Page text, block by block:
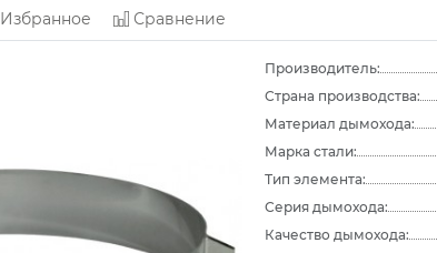
Избранное Сравнение
Производитель:
Страна производства:
Материал дымохода:
Марка стали:
Тип элемента:
Серия дымохода:
Качество дымохода: